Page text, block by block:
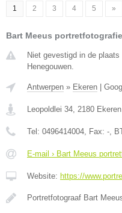
1 2 3 4 5 »
Bart Meeus portretfotografie
Niet gevestigd in de
Henegouwen.
Antwerpen » Ekeren
Leopoldlei 34, 2180 Ekeren
Tel: 0496414004, Fax: -,
E-mail › Bart Meeus
Website: https://
Portretfotograaf Bart